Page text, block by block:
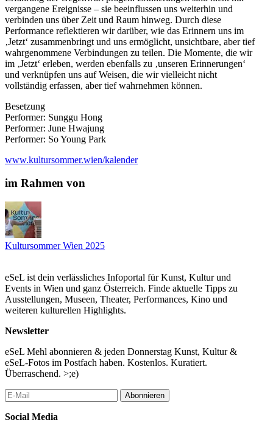
vergangene Ereignisse – sie beeinflussen uns weiterhin und
verbinden uns über Zeit und Raum hinweg. Durch diese
Performance reflektieren wir darüber, wie das Erinnern uns im
‚Jetzt‘ zusammenbringt und uns ermöglicht, unsichtbare, aber tief
wahrgenommene Verbindungen zu teilen. Die Momente, die wir
im ‚Jetzt‘ erleben, werden ebenfalls zu ‚unseren Erinnerungen‘
und verknüpfen uns auf Weisen, die wir vielleicht nicht
vollständig erfassen, aber tief wahrnehmen können.
Besetzung
Performer: Sunggu Hong
Performer: June Hwajung
Performer: So Young Park
www.kultursommer.wien/kalender
im Rahmen von
Kultursommer Wien 2025
eSeL ist dein verlässliches Infoportal für Kunst, Kultur und
Events in Wien und ganz Österreich. Finde aktuelle Tipps zu
Ausstellungen, Museen, Theater, Performances, Kino und
weiteren kulturellen Highlights.
Newsletter
eSeL Mehl abonnieren & jeden Donnerstag Kunst, Kultur &
eSeL-Fotos im Postfach haben. Kostenlos. Kuratiert.
Überraschend. >;e)
Abonnieren
Social Media